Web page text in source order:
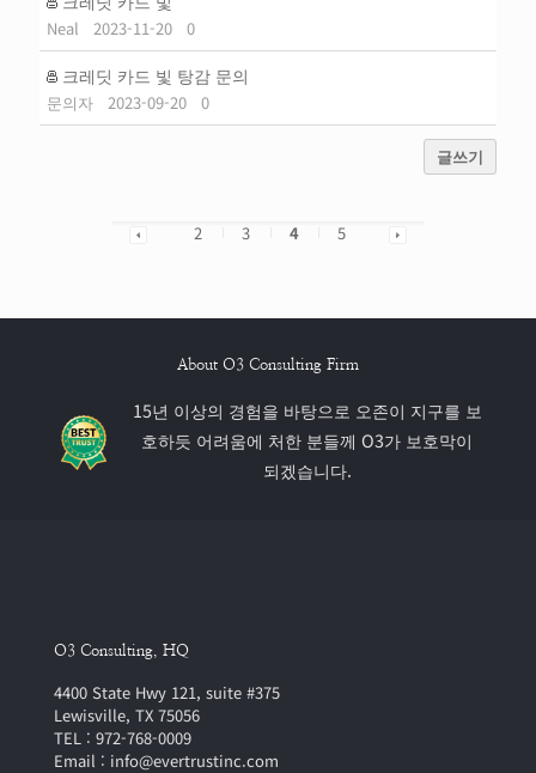
Neal 2023-11-20 0
크레딧 카드 빛 탕감 문의
문의자 2023-09-20 0
글쓰기
2 3 4 5
About O3 Consulting Firm
15년 이상의 경험을 바탕으로 오존이 지구를 보
호하듯 어려움에 처한 분들께 O3가 보호막이
되겠습니다.
O3 Consulting, HQ
4400 State Hwy 121, suite #375
Lewisville, TX 75056
TEL : 972-768-0009
Email : info@evertrustinc.com